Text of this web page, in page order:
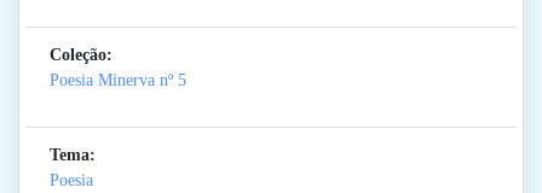
Coleção:
Poesia Minerva nº 5
Tema:
Poesia